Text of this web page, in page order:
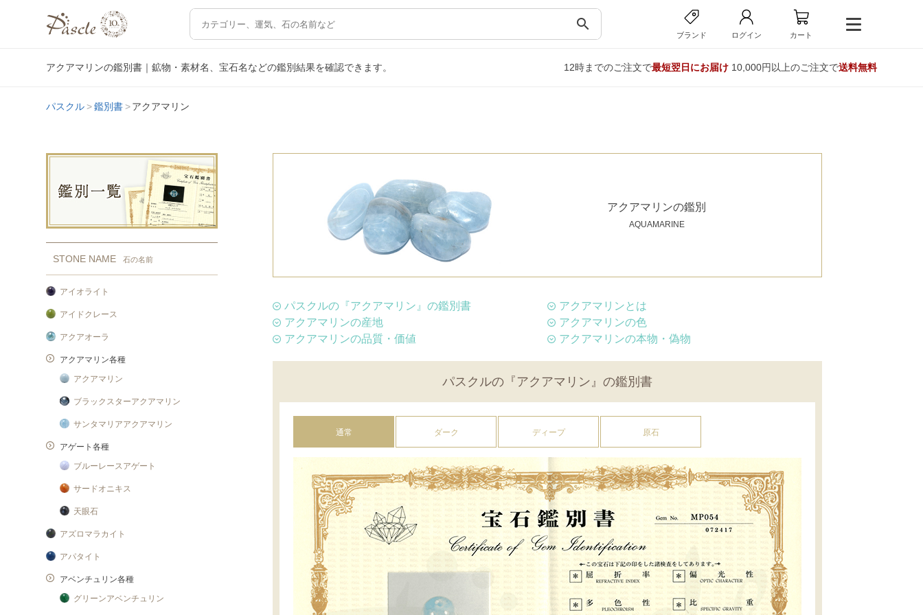
search
ブランド ログイン カート
アクアマリンの鑑別書｜鉱物・素材名、宝石名などの鑑別結果を確認できます。 12時までのご注文で最短翌日にお届け10,000円以上のご注文で送料無料
パスクル 鑑別書 アクアマリン
STONE NAME 石の名前
アイオライト
アイドクレース
アクアオーラ
アクアマリン各種
アクアマリン
ブラックスターアクアマリン
サンタマリアアクアマリン
アゲート各種
ブルーレースアゲート
サードオニキス
天眼石
アズロマラカイト
アパタイト
アベンチュリン各種
グリーンアベンチュリン
アクアマリンの鑑別
AQUAMARINE
パスクルの『アクアマリン』の鑑別書
アクアマリンとは
アクアマリンの産地
アクアマリンの色
アクアマリンの品質・価値
アクアマリンの本物・偽物
パスクルの『アクアマリン』の鑑別書
通常 ダーク ディープ 原石